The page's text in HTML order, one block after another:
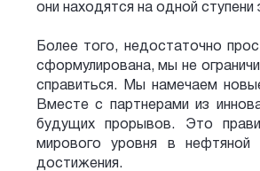
они находятся на одной ступени
Более того, недостаточно
сформулирована, мы не
справиться. Мы намечаем
Вместе с партнерами из
будущих прорывов. Это
мирового уровня в
достижения.